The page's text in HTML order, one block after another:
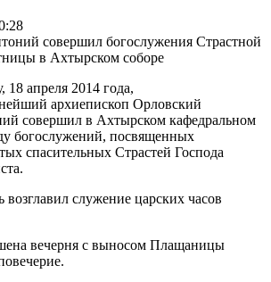
апреля 2014 года,
архиепископ Орловский
совершил в Ахтырском кафедральном
богослужений, посвященных
спасительных Страстей Господа
служение царских часов
вечерня с выносом Плащаницы